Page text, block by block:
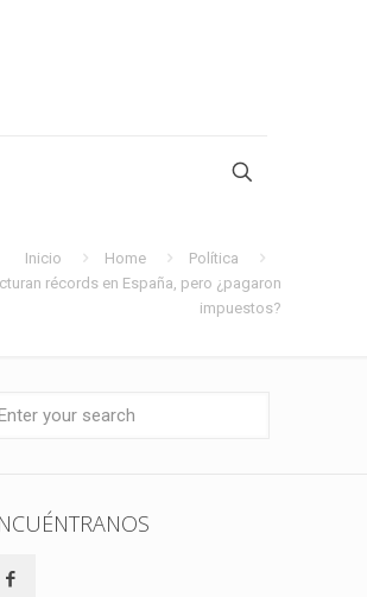
Inicio Home
Política
récords en España, pero ¿pagaron
impuestos?